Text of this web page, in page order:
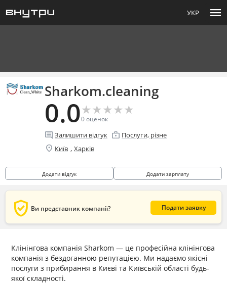
УКР menu
Sharkom.cleaning
0.0★
★★
★★
★★
★★
★
0оценок
comment Залишити відгук enterprise Послуги, різне
location_on Київ , Харків
Додати відгук Додати зарплату
verified_user Ви представник компанії? Подати заявку
Клінінгова компанія Sharkom — це професійна клінінгова
компанія з бездоганною репутацією. Ми надаємо якісні
послуги з прибирання в Києві та Київській області будь-
якої складності.